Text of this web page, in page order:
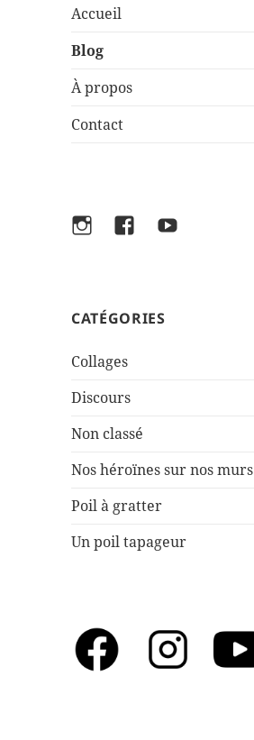
Accueil
Blog
À propos
Contact
InstagramFacebookYoutube
CATÉGORIES
Collages
Discours
Non classé
Nos héroïnes sur nos murs
Poil à gratter
Un poil tapageur